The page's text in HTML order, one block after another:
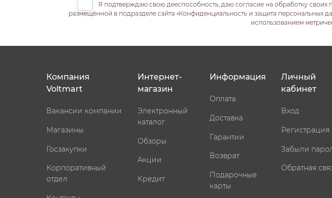
Я подтверждаю свою дееспособность, даю согласие на обработку
размещённой в подразделе сайта «Конфиденциальность и защита персональных
использованием
Компания
Voltmart
Вакансии компании
Магазины
Госзакупки
Корпоративный
отдел
Интернет-
магазин
Электронный
каталог
Обзоры
Акции
Кредит
Информация
Оплата
Доставка
Гарантии
Возврат
Подарочные
карты
Личный
кабинет
Вход
Регистрация
Забыли
Обратная